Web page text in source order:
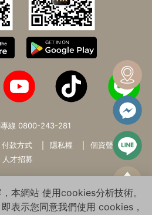
線 0800-243-281
付款方式 隱私權
個資聲明
人才招募
本網站 使用cookies分析技術。
表示您同意我們使用 cookies，